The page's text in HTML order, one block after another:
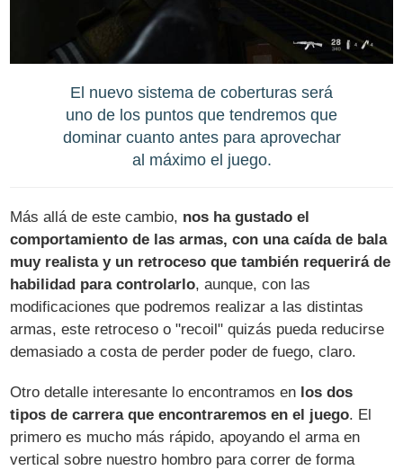
El nuevo sistema de coberturas será
uno de los puntos que tendremos que
dominar cuanto antes para aprovechar
al máximo el juego.
Más allá de este cambio, nos ha gustado el
comportamiento de las armas, con una caída de bala
muy realista y un retroceso que también requerirá de
habilidad para controlarlo, aunque, con las
modificaciones que podremos realizar a las distintas
armas, este retroceso o "recoil" quizás pueda reducirse
demasiado a costa de perder poder de fuego, claro.
Otro detalle interesante lo encontramos en los dos
tipos de carrera que encontraremos en el juego. El
primero es mucho más rápido, apoyando el arma en
vertical sobre nuestro hombro para correr de forma